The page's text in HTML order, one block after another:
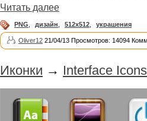
Читать далее
PNG дизайн 512х512 украшения
Oliver12 21/04/13 Просмотров: 14094
Иконки → Interface Icons